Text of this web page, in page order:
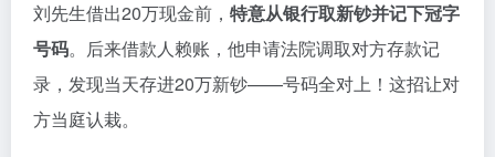
刘先生借出20万现金前， 特意从银行取新钞并记下冠字
号码。后来借款人赖账，他申请法院调取对方存款记
录，发现当天存进20万新钞——号码全对上！这招让对
方当庭认栽。